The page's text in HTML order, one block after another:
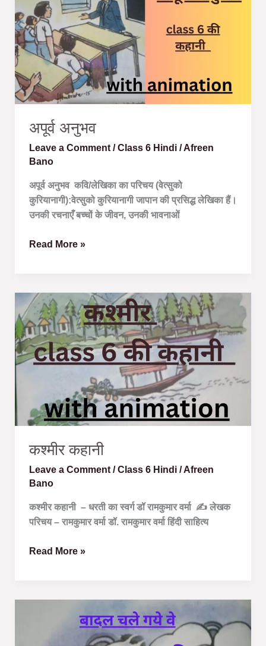
अपूर्व अनुभव
Leave a Comment /Class 6 Hindi/Afreen
Bano
अपूर्व अनुभव कवि/लेखिका का परिचय (वेत्सुको
कुरियानागी):वेत्सुको कुरियानागी जापान की प्रसिद्ध लेखिका हैं।
उनकी रचनाएँ बच्चों के जीवन, उनकी भावनाओं
Read More »
कश्मीर कहानी
Leave a Comment /Class 6 Hindi/Afreen
Bano
कश्मीर कहानी – धरती का स्वर्ग डॉ रामकुमार वर्मा ✍️ लेखक
परिचय – रामकुमार वर्मा डॉ. रामकुमार वर्मा हिंदी साहित्य
कश्मीर
कहानी
Read More »